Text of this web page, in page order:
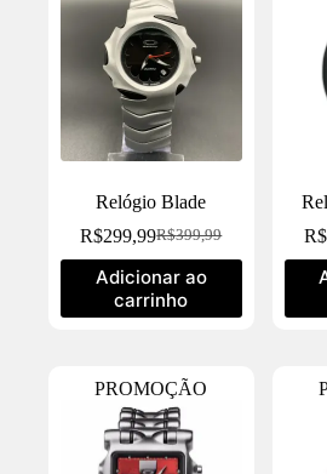
Relógio Blade
R$399,99
R$299,99
Adicionar ao
carrinho
R$
PROMOÇÃO